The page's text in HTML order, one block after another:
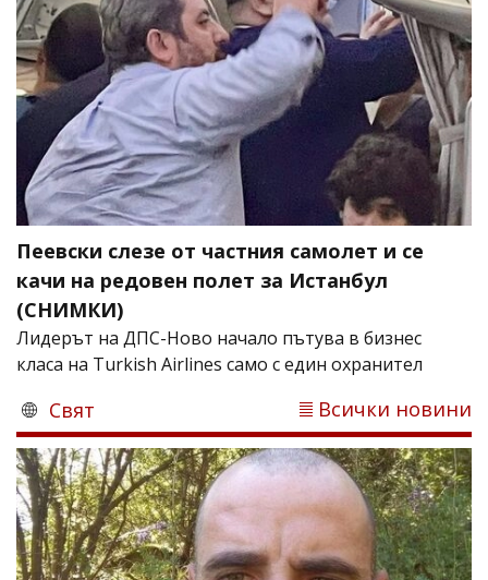
Пеевски слезе от частния самолет и се
качи на редовен полет за Истанбул
(СНИМКИ)
Лидерът на ДПС-Ново начало пътува в бизнес
класа на Turkish Airlines само с един охранител
Свят Всички новини